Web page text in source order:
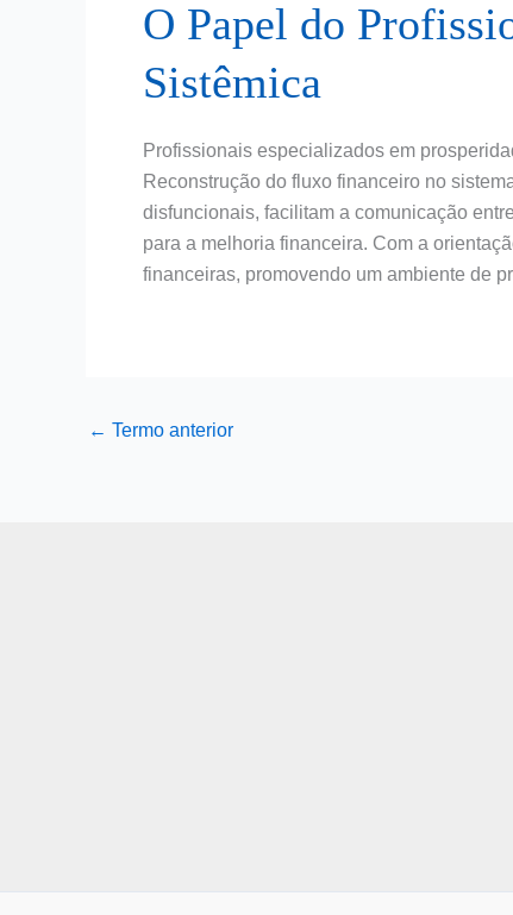
O Papel do
Sistêmica
Profissionais especializados em
Reconstrução do fluxo financeiro no
disfuncionais, facilitam a comunicação
para a melhoria financeira. Com a
financeiras, promovendo um ambiente de
← Termo anterior